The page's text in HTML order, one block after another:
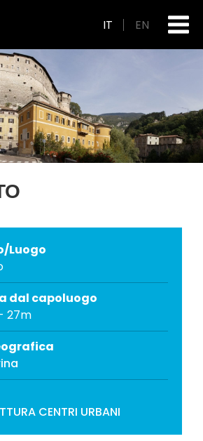
IT EN
Luogo
dal capoluogo
27m
CENTRI URBANI